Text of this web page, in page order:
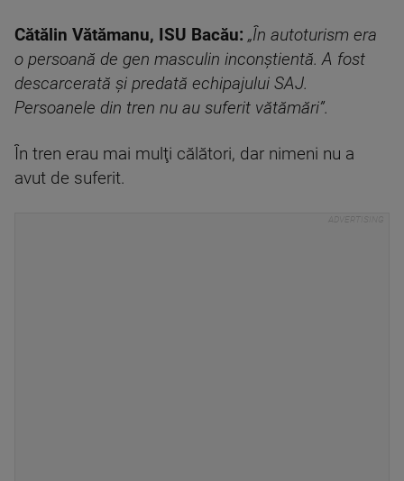
Cătălin Vătămanu, ISU Bacău: „În autoturism era
o persoană de gen masculin inconştientă. A fost
descarcerată şi predată echipajului SAJ.
Persoanele din tren nu au suferit vătămări”.
În tren erau mai mulţi călători, dar nimeni nu a
avut de suferit.